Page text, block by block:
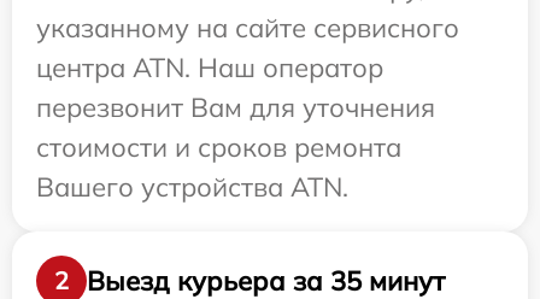
указанному на сайте сервисного
центра ATN. Наш оператор
перезвонит Вам для уточнения
стоимости и сроков ремонта
Вашего устройства ATN.
2
Выезд курьера за 35 минут